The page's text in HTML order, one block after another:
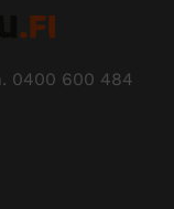
0400 600 484